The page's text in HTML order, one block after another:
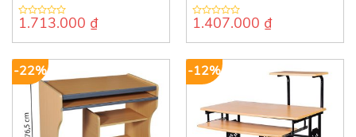
0
of
1.713.000 ₫
0
of
1.407.000 ₫
-22% -12%